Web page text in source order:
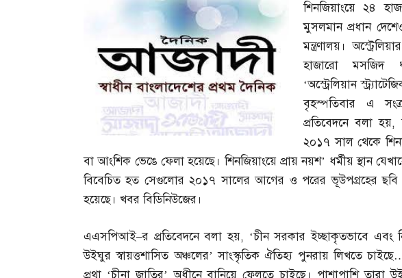
শিনজিয়াংয়ে ২৪
মুসলমান প্রধান
মন্ত্রণালয়।
হাজারো মসজিদ
‘অস্ট্রেলিয়ান
বৃহস্পতিবার এ
প্রতিবেদনে বলা হয়,
২০১৭ সাল থেকে
বা আংশিক ভেঙে ফেলা হয়েছে। শিনজিয়াংয়ে প্রায় নয়শ’ ধর্মীয় স্থান
বিবেচিত হত সেগুলোর ২০১৭ সালের আগের ও পরের ভূউপগ্রহের ছবি
হয়েছে। খবর বিডিনিউজের।
এএসপিআই–র প্রতিবেদনে বলা হয়, ‘চীন সরকার ইচ্ছাকৃতভাবে এবং
উইঘুর স্বায়ত্তশাসিত অঞ্চলের’ সাংস্কৃতিক ঐতিহ্য পুনরায় লিখতে চাইছে
প্রথা ‘চীনা জাতির’ অধীনে বানিয়ে ফেলতে চাইছে। পাশাপাশি তারা